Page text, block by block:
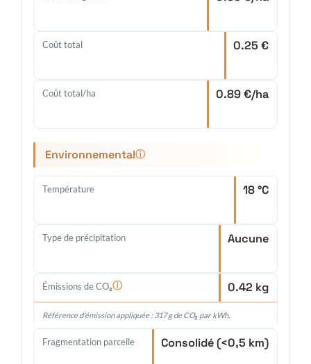
Coût total 0.25 €
Coût total/ha 0.89 €/ha
Environnementalⓘ
Température 18 °C
Type de précipitation Aucune
Émissions de CO₂ⓘ 0.42 kg
Référence d'émission appliquée : 317 g de CO₂ par kWh.
Fragmentation parcelle Consolidé (<0,5 km)